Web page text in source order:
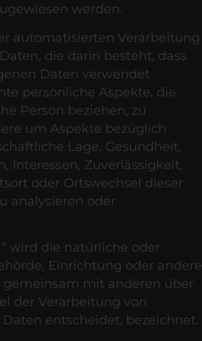
werden.
automatisierten Verarbeitung
die darin besteht, dass
Daten verwendet
persönliche Aspekte, die
Person beziehen, zu
um Aspekte bezüglich
Lage, Gesundheit,
Interessen, Zuverlässigkeit,
oder Ortswechsel dieser
analysieren oder
wird die natürliche oder
Einrichtung oder andere
gemeinsam mit anderen über
der Verarbeitung von
entscheidet, bezeichnet.